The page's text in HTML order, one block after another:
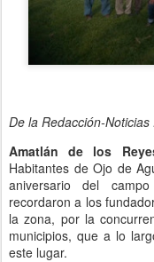
De la Redacción-
Amatlán de los
Habitantes de Ojo de
aniversario del
recordaron a los
la zona, por la
municipios, que a lo
este lugar.